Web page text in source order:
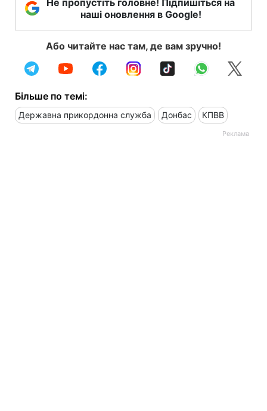
наші оновлення в Google!
Або читайте нас там, де вам зручно!
Більше по темі:
Державна прикордонна служба Донбас КПВВ